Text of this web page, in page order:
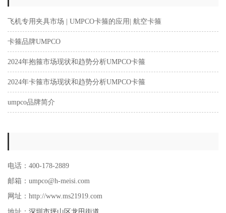
飞机专用夹具市场 | UMPCO卡箍的应用| 航空卡箍
卡箍品牌UMPCO
2024年抱箍市场现状和趋势分析UMPCO卡箍
2024年卡箍市场现状和趋势分析UMPCO卡箍
umpco品牌简介
电话：400-178-2889
邮箱：umpco@h-meisi.com
网址：http://www.ms21919.com